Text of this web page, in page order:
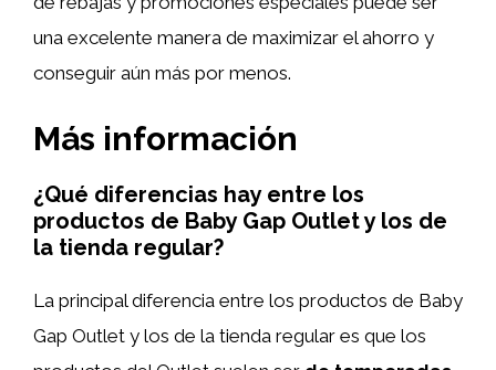
una excelente manera de maximizar el ahorro y
conseguir aún más por menos.
Más información
¿Qué diferencias hay entre los
productos de Baby Gap Outlet y los de
la tienda regular?
La principal diferencia entre los productos de Baby
Gap Outlet y los de la tienda regular es que los